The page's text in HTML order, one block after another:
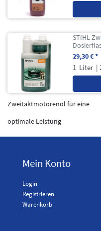
STIHL
29,30 € *
1 Liter |
Zweitaktmotorenöl für eine
optimale Leistung
Mein Konto
Login
Registrieren
Warenkorb